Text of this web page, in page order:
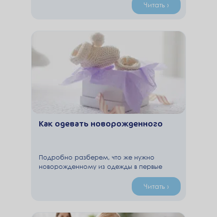
Читать ›
Как одевать новорожденного
Подробно разберем, что же нужно
новорожденному из одежды в первые
месяцы жизни, а что абсолютно ни к чему,
Читать ›